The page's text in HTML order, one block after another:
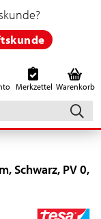
Merkzettel Warenkorb
Schwarz, PV 0,